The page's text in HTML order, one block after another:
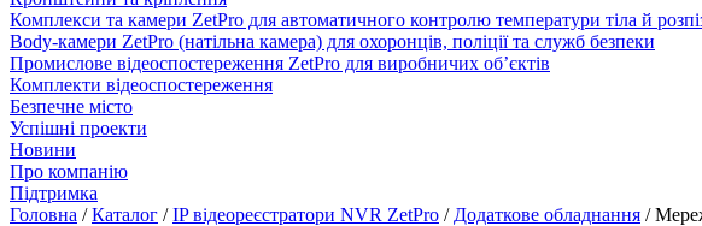
Комплекси та камери ZetPro для автоматичного контролю температури тіла й
Body-камери ZetPro (натільна камера) для охоронців, поліції та служб безпеки
Промислове відеоспостереження ZetPro для виробничих об’єктів
Комплекти відеоспостереження
Безпечне місто
Успішні проекти
Новини
Про компанію
Підтримка
Головна / Каталог / IP відеореєстратори NVR ZetPro / Додаткове обладнання /